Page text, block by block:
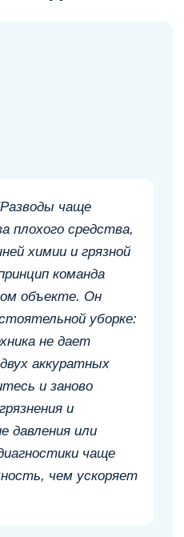
чаще
плохого средства,
химии и грязной
команда
объекте. Он
уборке:
не дает
аккуратных
и заново
и
давления или
чаще
чем ускоряет